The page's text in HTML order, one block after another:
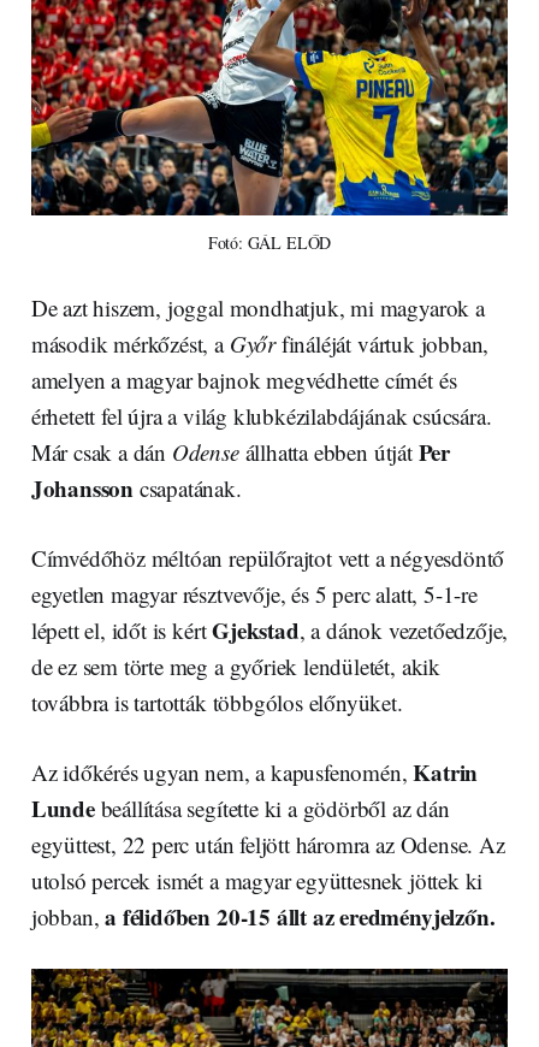
Fotó: GÁL ELŐD
De azt hiszem, joggal mondhatjuk, mi magyarok a
második mérkőzést, a Győrfináléját vártuk jobban,
amelyen a magyar bajnok megvédhette címét és
érhetett fel újra a világ klubkézilabdájának csúcsára.
Már csak a dán Odenseállhatta ebben útját Per
Johansson csapatának.
Címvédőhöz méltóan repülőrajtot vett a négyesdöntő
egyetlen magyar résztvevője, és 5 perc alatt, 5-1-re
lépett el, időt is kértGjekstad, a dánok vezetőedzője,
de ez sem törte meg a győriek lendületét, akik
továbbra is tartották többgólos előnyüket.
Az időkérés ugyan nem, a kapusfenomén,Katrin
Lundebeállítása segítette ki a gödörből az dán
együttest, 22 perc után feljött háromra az Odense. Az
utolsó percek ismét a magyar együttesnek jöttek ki
jobban,a félidőben 20-15 állt az eredményjelzőn.